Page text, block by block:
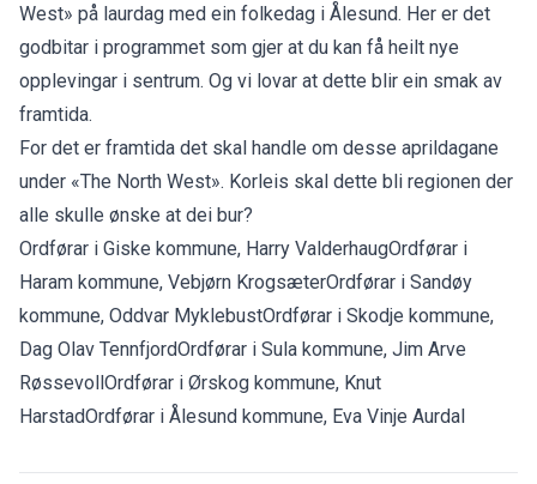
West» på laurdag med ein folkedag i Ålesund. Her er det
godbitar i programmet som gjer at du kan få heilt nye
opplevingar i sentrum. Og vi lovar at dette blir ein smak av
framtida.
For det er framtida det skal handle om desse aprildagane
under «The North West». Korleis skal dette bli regionen der
alle skulle ønske at dei bur?
Ordførar i Giske kommune, Harry ValderhaugOrdførar i
Haram kommune, Vebjørn KrogsæterOrdførar i Sandøy
kommune, Oddvar MyklebustOrdførar i Skodje kommune,
Dag Olav TennfjordOrdførar i Sula kommune, Jim Arve
RøssevollOrdførar i Ørskog kommune, Knut
HarstadOrdførar i Ålesund kommune, Eva Vinje Aurdal